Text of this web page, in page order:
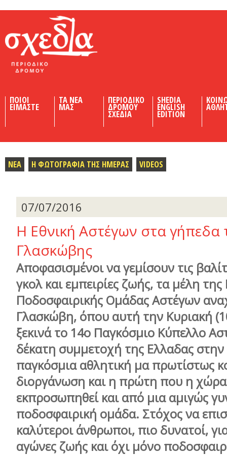
ΠΟΙΟΙ
ΕΙΜΑΣΤΕ
ΤΑ ΝΕΑ
ΜΑΣ
ΠΕΡΙΟΔΙΚΟ
ΔΡΟΜΟΥ
ΣΧΕΔΙΑ
SHEDIA
ENGLISH
EDITION
ΝΕΑ Η ΦΩΤΟΓΡΑΦΙΑ ΤΗΣ ΗΜΕΡΑΣ VIDEOS
07/07/2016
Η Εθνική Αστέγων στα γήπεδα
Γλασκώβης
Αποφασισμένοι να γεμίσουν τις
γκολ και εμπειρίες ζωής, τα μέλη της
Ποδοσφαιρικής Ομάδας Αστέγων
Γλασκώβη, όπου αυτή την Κυριακή
ξεκινά το 14ο Παγκόσμιο Κύπελλο
δέκατη συμμετοχή της Ελλαδας
παγκόσμια αθλητική μα πρωτίστως
διοργάνωση και η πρώτη που η
εκπροσωπηθεί και από μια αμιγώς
ποδοσφαιρική ομάδα. Στόχος να
καλύτεροι άνθρωποι, πιο δυνατοί,
αγώνες ζωής και όχι μόνο